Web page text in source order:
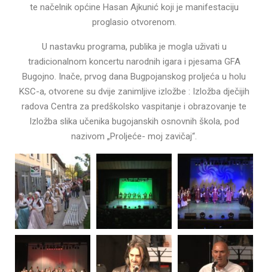
te načelnik općine Hasan Ajkunić koji je manifestaciju
proglasio otvorenom.
U nastavku programa, publika je mogla uživati u
tradicionalnom koncertu narodnih igara i pjesama GFA
Bugojno. Inače, prvog dana Bugpojanskog proljeća u holu
KSC-a, otvorene su dvije zanimljive izložbe : Izložba dječijih
radova Centra za predškolsko vaspitanje i obrazovanje te
Izložba slika učenika bugojanskih osnovnih škola, pod
nazivom „Proljeće- moj zavičaj“.